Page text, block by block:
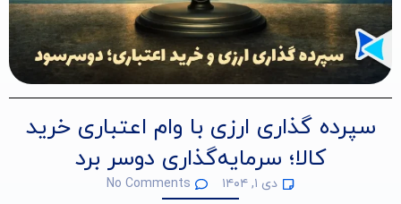
سپرده گذاری ارزی با وام اعتباری خرید
کالا؛ سرمایه‌گذاری دوسر برد
دی ۱, ۱۴۰۴ No Comments